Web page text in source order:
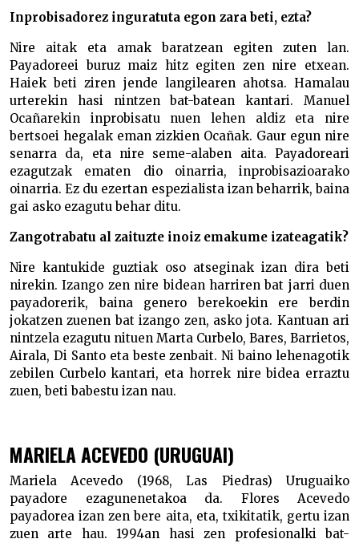
Inprobisadorez inguratuta egon zara beti, ezta?
Nire aitak eta amak baratzean egiten zuten lan.
Payadoreei buruz maiz hitz egiten zen nire etxean.
Haiek beti ziren jende langilearen ahotsa. Hamalau
urterekin hasi nintzen bat-batean kantari. Manuel
Ocañarekin inprobisatu nuen lehen aldiz eta nire
bertsoei hegalak eman zizkien Ocañak. Gaur egun nire
senarra da, eta nire seme-alaben aita. Payadoreari
ezagutzak ematen dio oinarria, inprobisazioarako
oinarria. Ez du ezertan espezialista izan beharrik, baina
gai asko ezagutu behar ditu.
Zangotrabatu al zaituzte inoiz emakume izateagatik?
Nire kantukide guztiak oso atseginak izan dira beti
nirekin. Izango zen nire bidean harriren bat jarri duen
payadorerik, baina genero berekoekin ere berdin
jokatzen zuenen bat izango zen, asko jota. Kantuan ari
nintzela ezagutu nituen Marta Curbelo, Bares, Barrietos,
Airala, Di Santo eta beste zenbait. Ni baino lehenagotik
zebilen Curbelo kantari, eta horrek nire bidea erraztu
zuen, beti babestu izan nau.
MARIELA ACEVEDO (URUGUAI)
Mariela Acevedo (1968, Las Piedras) Uruguaiko
payadore ezagunenetakoa da. Flores Acevedo
payadorea izan zen bere aita, eta, txikitatik, gertu izan
zuen arte hau. 1994an hasi zen profesionalki bat-